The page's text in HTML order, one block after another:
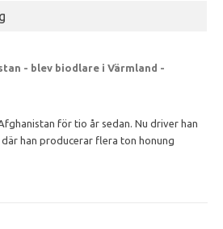
- blev biodlare i Värmland -
för tio år sedan. Nu driver han
han producerar flera ton honung